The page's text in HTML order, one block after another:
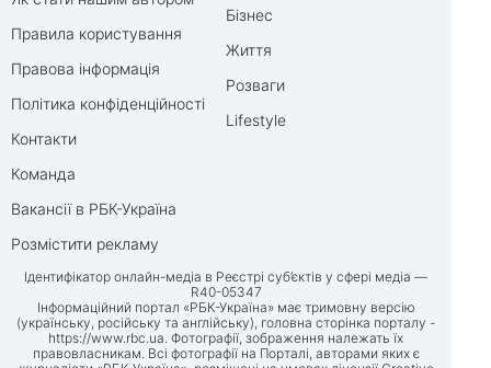
Правила користування
Правова інформація
Політика конфіденційності
Контакти
Команда
Вакансії в РБК-Україна
Розмістити рекламу
Бізнес
Життя
Розваги
Lifestyle
Ідентифікатор онлайн-медіа в Реєстрі суб’єктів у сфері медіа —
R40-05347
Інформаційний портал «РБК-Україна» має тримовну версію
(українську, російську та англійську), головна сторінка порталу -
https://www.rbc.ua. Фотографії, зображення належать їх
правовласникам. Всі фотографії на Порталі, авторами яких є